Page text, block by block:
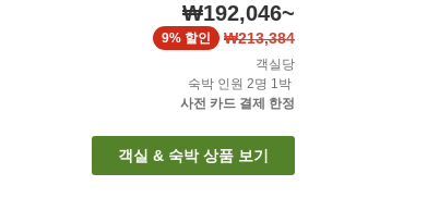
₩192,046~
₩213,384
9% 할인
객실당
숙박 인원 2명 1박
사전 카드 결제 한정
객실 & 숙박 상품 보기